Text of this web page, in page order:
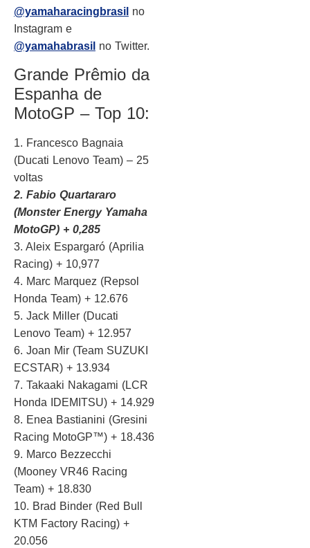
@yamaharacingbrasil no
Instagram e
@yamahabrasil no Twitter.
Grande Prêmio da
Espanha de
MotoGP – Top 10:
1. Francesco Bagnaia
(Ducati Lenovo Team) – 25
voltas
2. Fabio Quartararo
(Monster Energy Yamaha
MotoGP) + 0,285
3. Aleix Espargaró (Aprilia
Racing) + 10,977
4. Marc Marquez (Repsol
Honda Team) + 12.676
5. Jack Miller (Ducati
Lenovo Team) + 12.957
6. Joan Mir (Team SUZUKI
ECSTAR) + 13.934
7. Takaaki Nakagami (LCR
Honda IDEMITSU) + 14.929
8. Enea Bastianini (Gresini
Racing MotoGP™) + 18.436
9. Marco Bezzecchi
(Mooney VR46 Racing
Team) + 18.830
10. Brad Binder (Red Bull
KTM Factory Racing) +
20.056